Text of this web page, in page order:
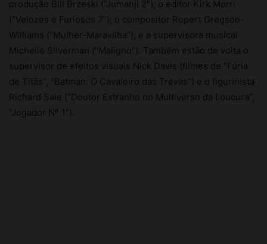
Williams (“Mulher-Maravilha”); e a supervisora musical
Michelle Silverman (“Maligno”). Também estão de volta o
supervisor de efeitos visuais Nick Davis (filmes de “Fúria
de Titãs”, “Batman: O Cavaleiro das Trevas”) e o figurinista
Richard Sale (“Doutor Estranho no Multiverso da Loucura”,
“Jogador Nº 1”).